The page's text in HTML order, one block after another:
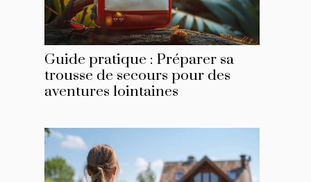
Guide pratique : Préparer sa
trousse de secours pour des
aventures lointaines